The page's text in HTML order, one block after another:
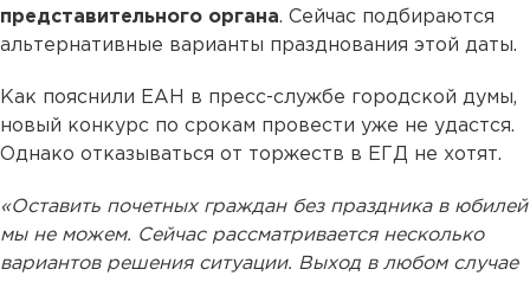
представительного органа. Сейчас подбираются
альтернативные варианты празднования этой даты.
Как пояснили ЕАН в пресс-службе городской думы,
новый конкурс по срокам провести уже не удастся.
Однако отказываться от торжеств в ЕГД не хотят.
«Оставить почетных граждан без праздника в юбилей
мы не можем. Сейчас рассматривается несколько
вариантов решения ситуации. Выход в любом случае